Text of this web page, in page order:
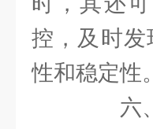
控，及时
性和稳定性。
六、